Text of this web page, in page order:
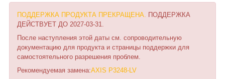
ПОДДЕРЖКА ПРОДУКТА ПРЕКРАЩЕНА.
ПОДДЕРЖКА
ДЕЙСТВУЕТ ДО 2027-03-31.
После наступления этой даты см. сопроводительную
документацию для продукта и страницы поддержки для
самостоятельного разрешения проблем.
Рекомендуемая замена:AXIS P3248-LV